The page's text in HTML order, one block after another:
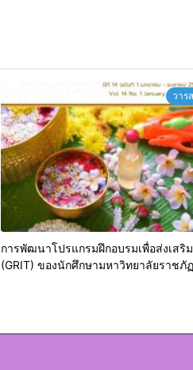
วาร
การพัฒนาโปรแกรมฝึกอบรมเพื่อส่งเสริ
(GRIT) ของนักศึกษามหาวิทยาลัยราชภัฏ